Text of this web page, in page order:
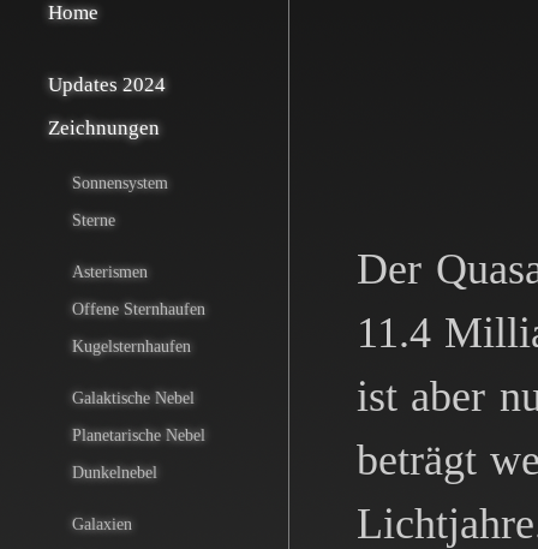
Home
Updates 2024
Zeichnungen
Sonnensystem
Sterne
Asterismen
Offene Sternhaufen
Kugelsternhaufen
Galaktische Nebel
Planetarische Nebel
Dunkelnebel
Galaxien
Der
11.4
ist aber
beträgt